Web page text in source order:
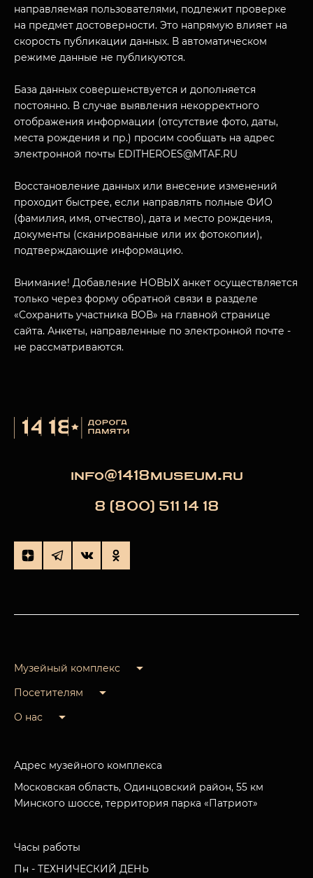
МУЗЕЙНЫЙ КОМПЛЕКС
ПОСЕТИТЕЛЯМ
О НАС
направляемая пользователями, подлежит проверке
на предмет достоверности. Это напрямую влияет на
скорость публикации данных. В автоматическом
режиме данные не публикуются.
База данных совершенствуется и дополняется
постоянно. В случае выявления некорректного
отображения информации (отсутствие фото, даты,
места рождения и пр.) просим сообщать на адрес
электронной почты EDITHEROES@MTAF.RU
Восстановление данных или внесение изменений
проходит быстрее, если направлять полные ФИО
(фамилия, имя, отчество), дата и место рождения,
документы (сканированные или их фотокопии),
подтверждающие информацию.
Внимание! Добавление НОВЫХ анкет осуществляется
только через форму обратной связи в разделе
«Сохранить участника ВОВ» на главной странице
сайта. Анкеты, направленные по электронной почте -
не рассматриваются.
info@1418museum.ru
8 (800) 511 14 18
Музейный комплекс
Посетителям
О нас
Адрес музейного комплекса
Московская область, Одинцовский район, 55 км
Минского шоссе, территория парка «Патриот»
Часы работы
Пн - ТЕХНИЧЕСКИЙ ДЕНЬ